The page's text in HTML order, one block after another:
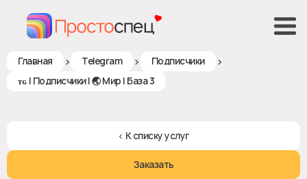
Главная > Telegram > Подписчики >
ᴛɢ | Подписчики | 🌏 Мир | База 3
< К списку услуг
Заказать